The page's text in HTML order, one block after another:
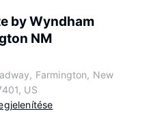
by Wyndham
NM
Farmington, New
US